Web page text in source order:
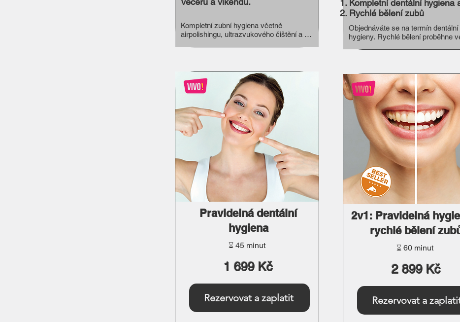
Kompletní zubní hygiena včetně
airpolishingu, ultrazvukového čištění a
Pravidelná dentální
hygiena
⌛︎ 45 minut
1 699 Kč
Rezervovat a zaplatit
Kompletní dentální hygiena
Rychlé bělení zubů
Objednáváte se na termín dentální
hygieny. Rychlé bělení proběhne
​V rámci provedení hygieny ověříme
zdravotní způsobilost pro bělení a
by nebylo bělení možné, zaplatíte
dentální hygienu a zbytek peněz
vrátíme.
2v1: Pravidelná
rychlé bělení
⌛︎ 60 minut
2 899 Kč
Rezervovat a